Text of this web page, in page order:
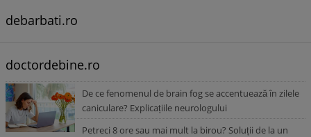
debarbati.ro
doctordebine.ro
De ce fenomenul de brain fog se accentuează în zilele
caniculare? Explicațiile neurologului
Petreci 8 ore sau mai mult la birou? Soluții de la un